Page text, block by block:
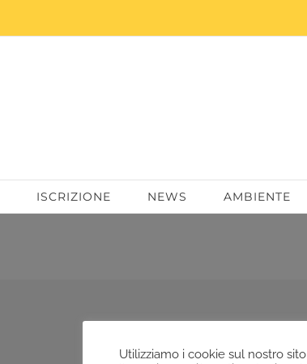
ISCRIZIONE NEWS AMBIENTE
Utilizziamo i cookie sul nostro